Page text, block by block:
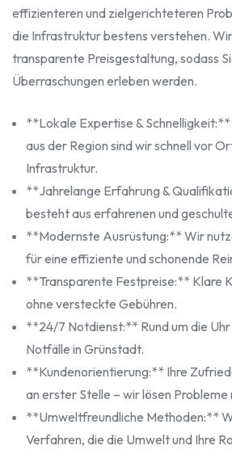
effizienteren und zielgerichteteren
die Infrastruktur bestens verstehen.
transparente Preisgestaltung, sodass
Überraschungen erleben werden.
**Lokale Expertise &
aus der Region sind wir schnell vor
Infrastruktur.
**Jahrelange Erfahrung &
besteht aus erfahrenen und
**Modernste Ausrüstung:** Wir
für eine effiziente und schonende
**Transparente Festpreise:** Klare
ohne versteckte Gebühren.
**24/7 Notdienst:** Rund um die
Notfälle in Grünstadt.
**Kundenorientierung:** Ihre
an erster Stelle – wir lösen Probleme
**Umweltfreundliche Methoden:**
Verfahren, die die Umwelt und Ihre